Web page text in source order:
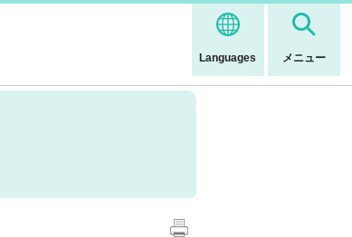
Languages メニュー